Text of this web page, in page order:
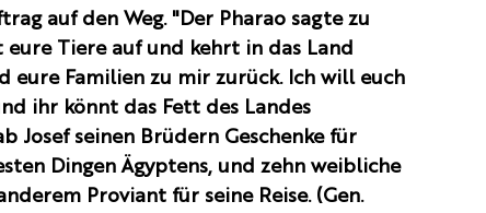
auf den Weg. "Der Pharao sagte zu
eure Tiere auf und kehrt in das Land
eure Familien zu mir zurück. Ich will euch
ihr könnt das Fett des Landes
Josef seinen Brüdern Geschenke für
Dingen Ägyptens, und zehn weibliche
Proviant für seine Reise. (Gen.